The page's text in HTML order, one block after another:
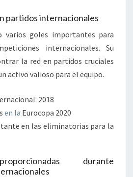
partidos internacionales
varios goles importantes para
internacionales. Su
la red en partidos cruciales
activo valioso para el equipo.
2018
en la Eurocopa 2020
en las eliminatorias para la
durante